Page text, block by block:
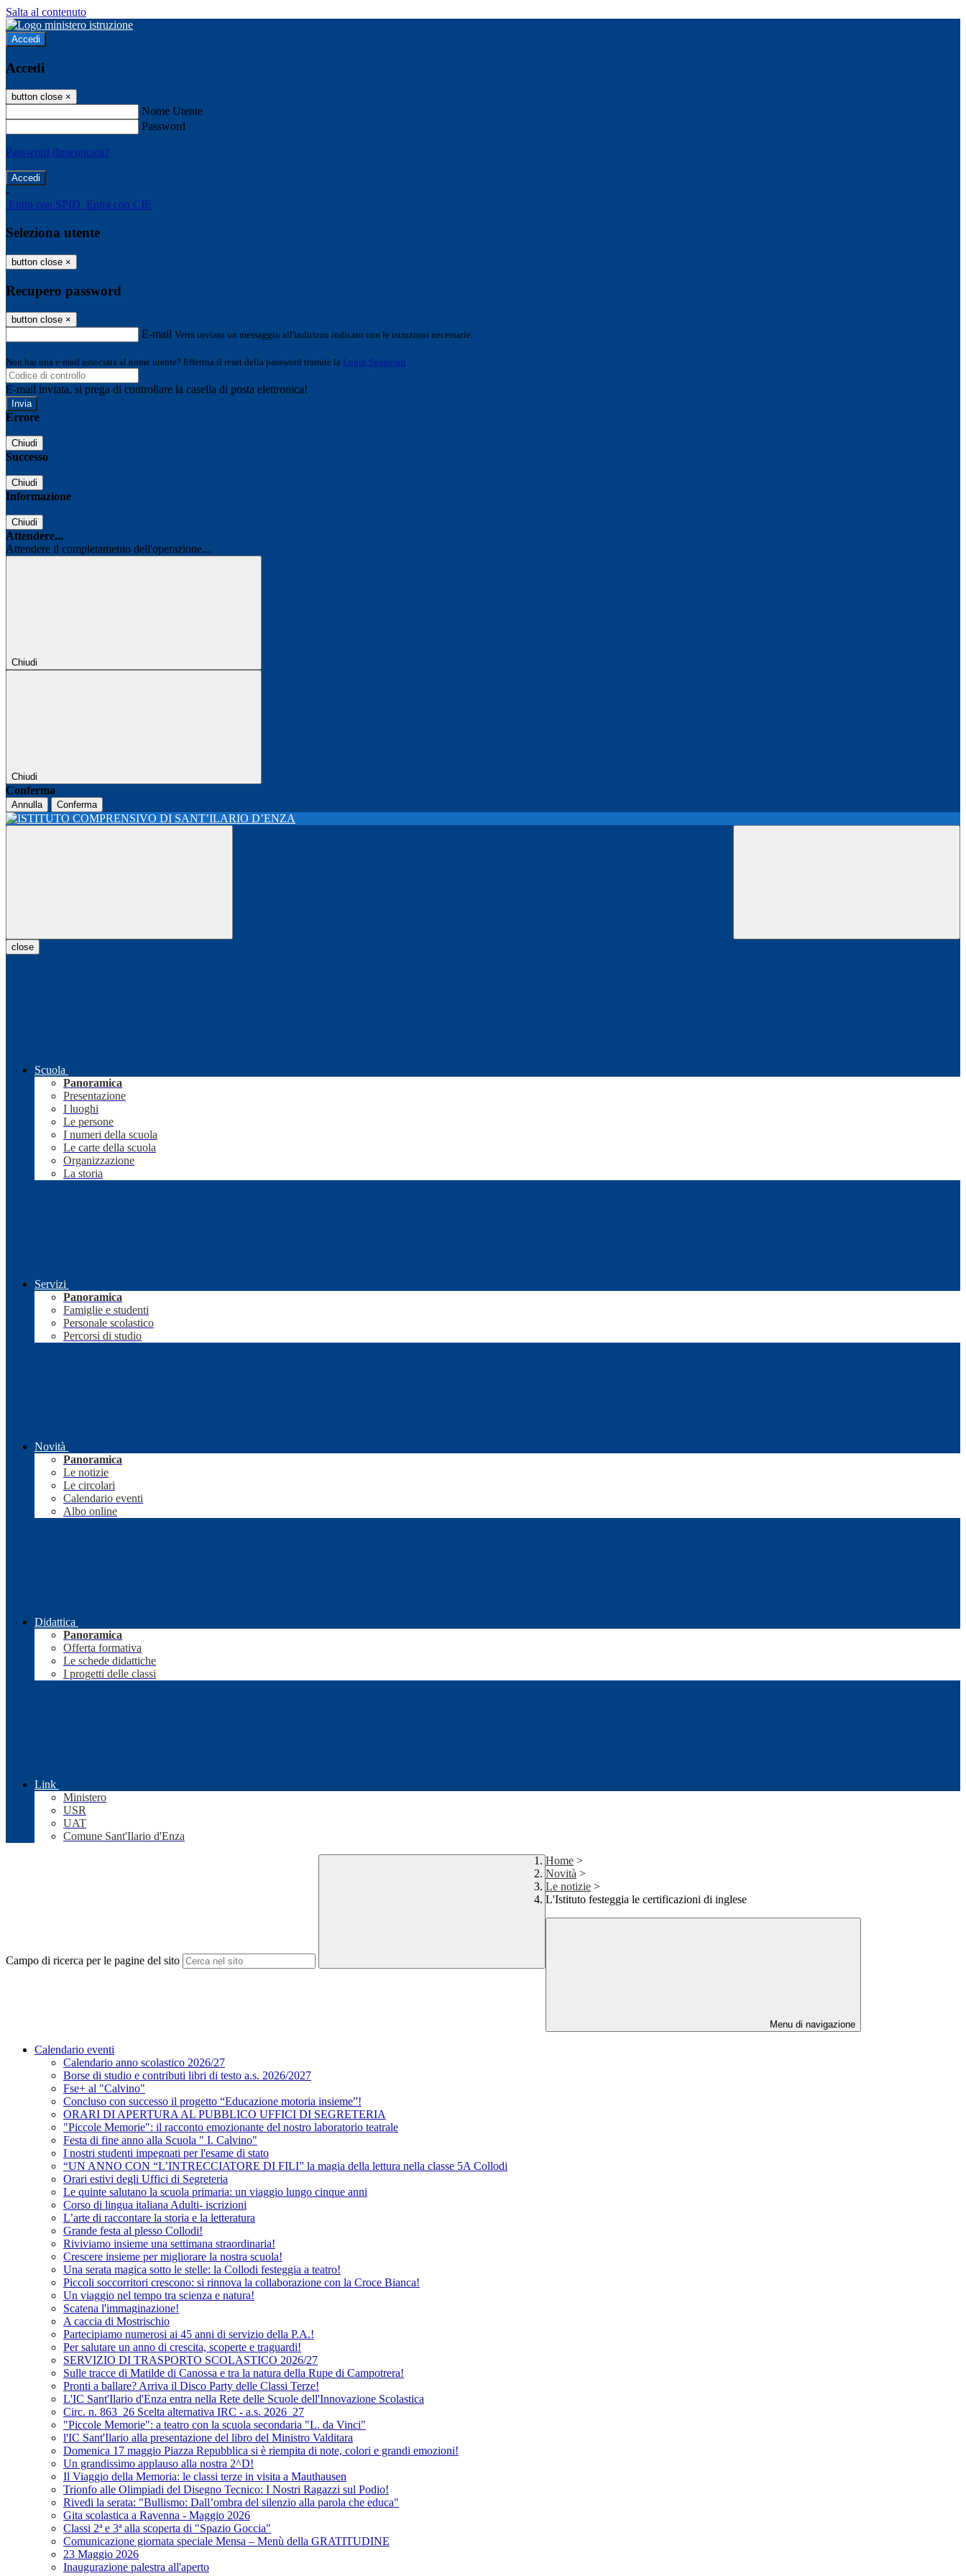
Salta al contenuto
Accedi
Accedi
button close ×
Nome Utente
Password
Password dimenticata?
-
Entra con SPID Entra con CIE
Seleziona utente
button close ×
Recupero password
button close ×
E-mail Verrà inviato un messaggio all'indirizzo indicato con le istruzioni necessarie.
Non hai una e-mail associata al nome utente? Effettua il reset della password tramite la Login Spaggiari
E-mail inviata, si prega di controllare la casella di posta elettronica!
Errore
Chiudi
Successo
Chiudi
Informazione
Chiudi
Attendere...
Attendere il completamento dell'operazione...
Chiudi
Chiudi
Conferma
Annulla Conferma
close
Scuola
Panoramica
Presentazione
I luoghi
Le persone
I numeri della scuola
Le carte della scuola
Organizzazione
La storia
Servizi
Panoramica
Famiglie e studenti
Personale scolastico
Percorsi di studio
Novità
Panoramica
Le notizie
Le circolari
Calendario eventi
Albo online
Didattica
Panoramica
Offerta formativa
Le schede didattiche
I progetti delle classi
Link
Ministero
USR
UAT
Comune Sant'Ilario d'Enza
Campo di ricerca per le pagine del sito
Home >
Novità >
Le notizie >
L'Istituto festeggia le certificazioni di inglese
Menu di navigazione
Calendario eventi
Calendario anno scolastico 2026/27
Borse di studio e contributi libri di testo a.s. 2026/2027
Fse+ al "Calvino"
Concluso con successo il progetto “Educazione motoria insieme”!
ORARI DI APERTURA AL PUBBLICO UFFICI DI SEGRETERIA
"Piccole Memorie": il racconto emozionante del nostro laboratorio teatrale
Festa di fine anno alla Scuola " I. Calvino"
I nostri studenti impegnati per l'esame di stato
“UN ANNO CON “L’INTRECCIATORE DI FILI” la magia della lettura nella classe 5A Collodi
Orari estivi degli Uffici di Segreteria
Le quinte salutano la scuola primaria: un viaggio lungo cinque anni
Corso di lingua italiana Adulti- iscrizioni
L’arte di raccontare la storia e la letteratura
Grande festa al plesso Collodi!
Riviviamo insieme una settimana straordinaria!
Crescere insieme per migliorare la nostra scuola!
Una serata magica sotto le stelle: la Collodi festeggia a teatro!
Piccoli soccorritori crescono: si rinnova la collaborazione con la Croce Bianca!
Un viaggio nel tempo tra scienza e natura!
Scatena l'immaginazione!
A caccia di Mostrischio
Partecipiamo numerosi ai 45 anni di servizio della P.A.!
Per salutare un anno di crescita, scoperte e traguardi!
SERVIZIO DI TRASPORTO SCOLASTICO 2026/27
Sulle tracce di Matilde di Canossa e tra la natura della Rupe di Campotrera!
Pronti a ballare? Arriva il Disco Party delle Classi Terze!
L'IC Sant'Ilario d'Enza entra nella Rete delle Scuole dell'Innovazione Scolastica
Circ. n. 863_26 Scelta alternativa IRC - a.s. 2026_27
"Piccole Memorie": a teatro con la scuola secondaria "L. da Vinci"
l'IC Sant'Ilario alla presentazione del libro del Ministro Valditara
Domenica 17 maggio Piazza Repubblica si è riempita di note, colori e grandi emozioni!
Un grandissimo applauso alla nostra 2^D!
Il Viaggio della Memoria: le classi terze in visita a Mauthausen
Trionfo alle Olimpiadi del Disegno Tecnico: I Nostri Ragazzi sul Podio!
Rivedi la serata: "Bullismo: Dall’ombra del silenzio alla parola che educa"
Gita scolastica a Ravenna - Maggio 2026
Classi 2ª e 3ª alla scoperta di "Spazio Goccia"
Comunicazione giornata speciale Mensa – Menù della GRATITUDINE
23 Maggio 2026
Inaugurazione palestra all'aperto